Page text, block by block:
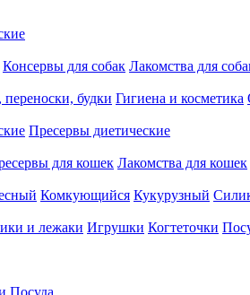
Консервы для собак Лакомства для
будки Гигиена и косметика
Пресервы диетические
для кошек Лакомства для кошек
Комкующийся Кукурузный
и лежаки Игрушки Когтеточки
Посуда